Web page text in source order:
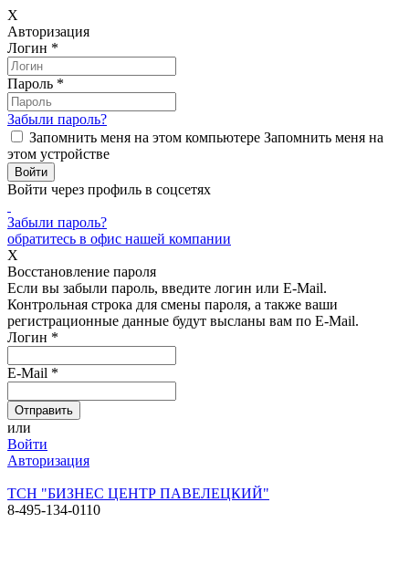
X
Авторизация
Логин *
Пароль *
Забыли пароль?
Запомнить меня на этом компьютере Запомнить меня на
этом устройстве
Войти через профиль в соцсетях
Забыли пароль?
обратитесь в офис нашей компании
X
Восстановление пароля
Если вы забыли пароль, введите логин или E-Mail.
Контрольная строка для смены пароля, а также ваши
регистрационные данные будут высланы вам по E-Mail.
Логин *
E-Mail *
или
Войти
Авторизация
ТСН "БИЗНЕС ЦЕНТР ПАВЕЛЕЦКИЙ"
8-495-134-0110